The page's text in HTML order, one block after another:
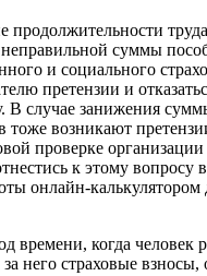
продолжительности
суммы
и социального
претензии и
В случае занижения
тоже возникают
проверке
к этому вопросу
онлайн-калькулятором
времени, когда человек
него страховые взносы,